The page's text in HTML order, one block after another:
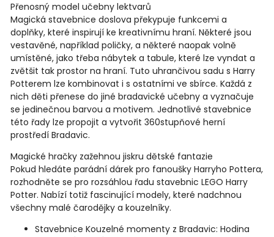
Přenosný model učebny lektvarů
Magická stavebnice doslova překypuje funkcemi a
doplňky, které inspirují ke kreativnímu hraní. Některé jsou
vestavěné, například poličky, a některé naopak volně
umístěné, jako třeba nábytek a tabule, které lze vyndat a
zvětšit tak prostor na hraní. Tuto uhrančivou sadu s Harry
Potterem lze kombinovat i s ostatními ve sbírce. Každá z
nich děti přenese do jiné bradavické učebny a vyznačuje
se jedinečnou barvou a motivem. Jednotlivé stavebnice
této řady lze propojit a vytvořit 360stupňové herní
prostředí Bradavic.
Magické hračky zažehnou jiskru dětské fantazie
Pokud hledáte parádní dárek pro fanoušky Harryho Pottera,
rozhodněte se pro rozsáhlou řadu stavebnic LEGO Harry
Potter. Nabízí totiž fascinující modely, které nadchnou
všechny malé čarodějky a kouzelníky.
Stavebnice Kouzelné momenty z Bradavic: Hodina